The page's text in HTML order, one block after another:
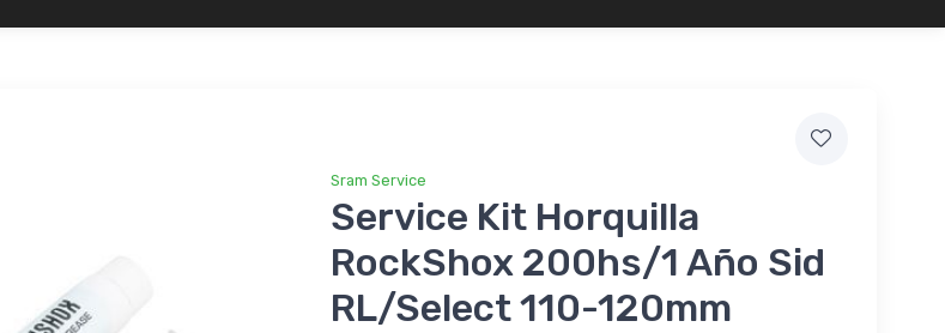
Sram Service
Service Kit Horquilla
RockShox 200hs/1 Año Sid
RL/Select 110-120mm